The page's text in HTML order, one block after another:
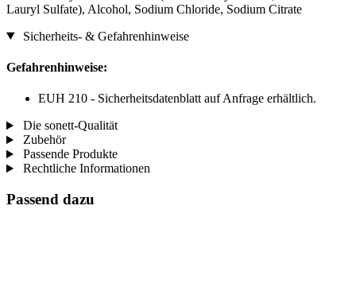
Lauryl Sulfate), Alcohol, Sodium Chloride, Sodium Citrate
Sicherheits- & Gefahrenhinweise
Gefahrenhinweise:
EUH 210 - Sicherheitsdatenblatt auf Anfrage erhältlich.
Die sonett-Qualität
Zubehör
Passende Produkte
Rechtliche Informationen
Passend dazu